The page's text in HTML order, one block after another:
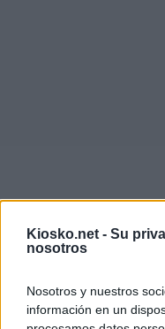
Kiosko.net - Su
nosotros
Nosotros y nuestros
información en un